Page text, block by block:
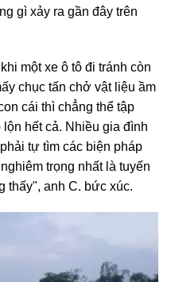
gì xảy ra gần đây trên
một xe ô tô đi tránh còn
chục tấn chở vật liệu ầm
cái thì chẳng thể tập
hết cả. Nhiều gia đình
tự tìm các biện pháp
trọng nhất là tuyến
thấy", anh C. bức xúc.